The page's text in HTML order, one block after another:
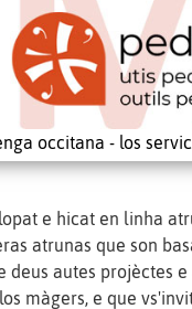
occitana - los
e hicat en linha
atrunas que son
deus autes projèctes
los màgers, e que